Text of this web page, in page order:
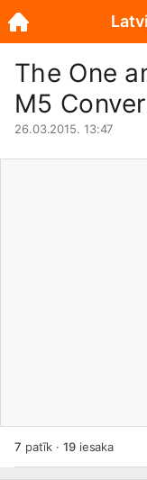
The One
M5
26.03.2015. 13:47
7 patīk ·19iesaka